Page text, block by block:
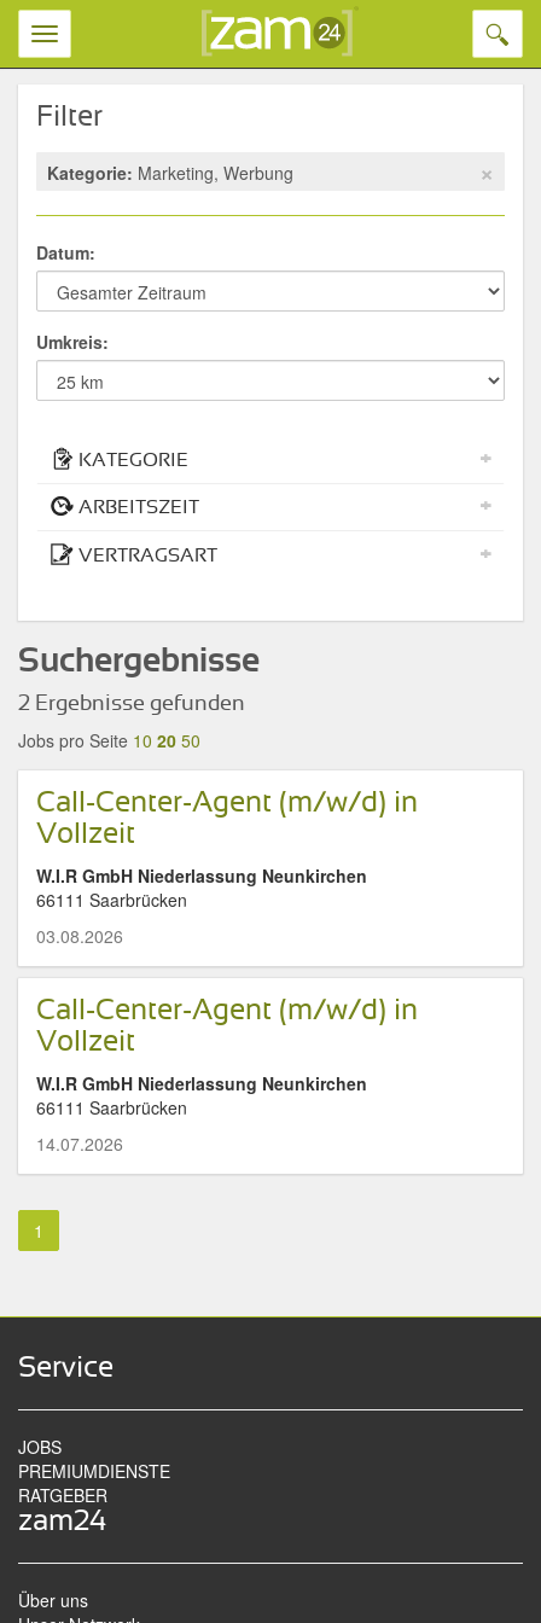
Toggle
Toggle
navigation
Filter
×
Kategorie: Marketing, Werbung
Datum:
Umkreis:
+
KATEGORIE
+
ARBEITSZEIT
+
VERTRAGSART
Suchergebnisse
2 Ergebnisse gefunden
Jobs pro Seite 10 20 50
Call-Center-Agent (m/w/d) in
Vollzeit
W.I.R GmbH Niederlassung Neunkirchen
66111 Saarbrücken
03.08.2026
Call-Center-Agent (m/w/d) in
Vollzeit
W.I.R GmbH Niederlassung Neunkirchen
66111 Saarbrücken
14.07.2026
1
Service
JOBS
PREMIUMDIENSTE
RATGEBER
zam24
Über uns